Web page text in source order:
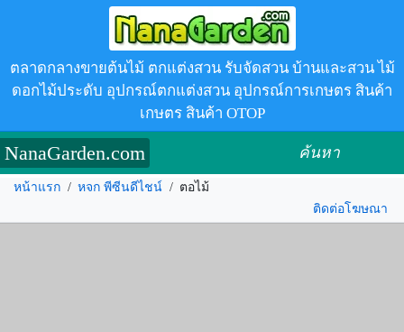
ตลาดกลางขายต้นไม้ ตกแต่งสวน รับจัดสวน บ้านและสวน ไม้
ดอกไม้ประดับ อุปกรณ์ตกแต่งสวน อุปกรณ์การเกษตร สินค้า
เกษตร สินค้า OTOP
NanaGarden.com ค้นหา
หน้าแรก / หจก พีซีนดีไชน์ / ตอไม้
ติดต่อโฆษณา